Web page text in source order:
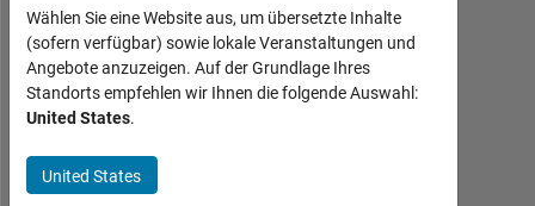
Shubham
Last
seen:
etwa
2
Jahre
Wählen Sie eine Website aus, um übersetzte Inhalte
(sofern verfügbar) sowie lokale Veranstaltungen und
Angebote anzuzeigen. Auf der Grundlage Ihres
Standorts empfehlen wir Ihnen die folgende Auswahl:
United States.
United States